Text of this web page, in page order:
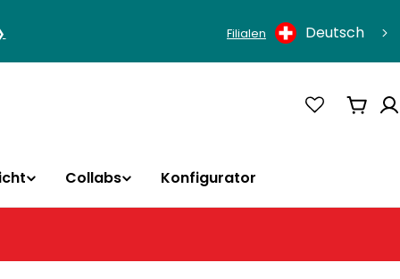
Filialen Deutsch
Collabs Konfigurator